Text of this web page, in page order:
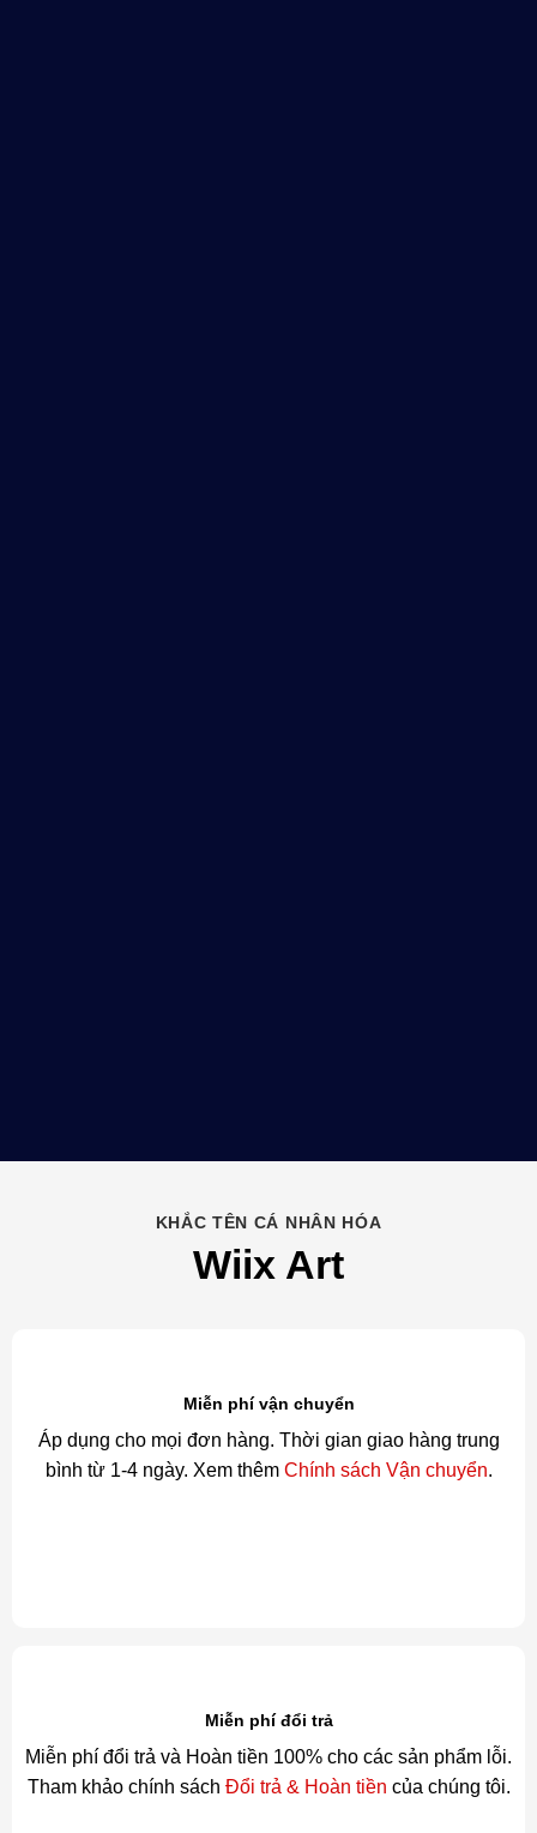
KHẮC TÊN CÁ NHÂN HÓA
Wiix Art
Miễn phí vận chuyển
Áp dụng cho mọi đơn hàng. Thời gian giao hàng trung
bình từ 1-4 ngày. Xem thêm Chính sách Vận chuyển.
Miễn phí đổi trả
Miễn phí đổi trả và Hoàn tiền 100% cho các sản phẩm lỗi.
Tham khảo chính sách Đổi trả & Hoàn tiền của chúng tôi.